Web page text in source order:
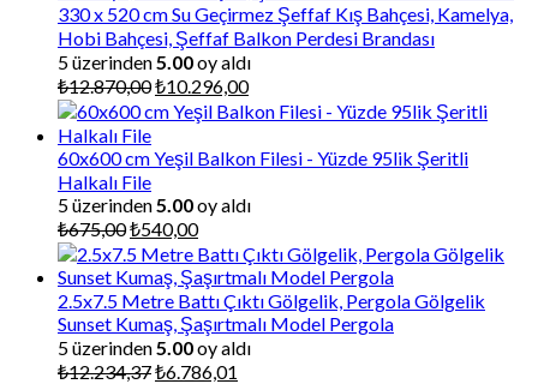
330 x 520 cm Su Geçirmez Şeffaf Kış Bahçesi, Kamelya,
Hobi Bahçesi, Şeffaf Balkon Perdesi Brandası
5 üzerinden 5.00oy aldı
₺12.870,00Orijinal
fiyat:
₺12.870,00.
₺10.296,00Şu
andaki
₺10.296,00.
60x600 cm Yeşil Balkon Filesi - Yüzde 95lik Şeritli
Halkalı File
5 üzerinden 5.00oy aldı
₺675,00Orijinal
fiyat:
₺675,00.
₺540,00Şu
andaki
fiyat:
₺540,00.
2.5x7.5 Metre Battı Çıktı Gölgelik, Pergola Gölgelik
Sunset Kumaş, Şaşırtmalı Model Pergola
5 üzerinden 5.00oy aldı
₺12.234,37Orijinal
₺6.786,01